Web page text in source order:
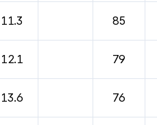
11.3 85
12.1 79
13.6 76